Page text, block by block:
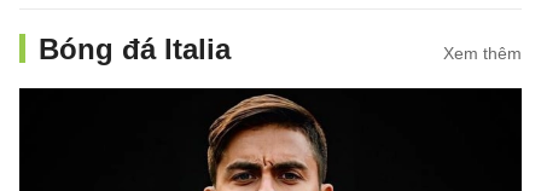
Bóng đá Italia Xem thêm